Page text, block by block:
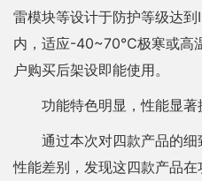
雷模块等设计于防护等级达
内，适应-40~70℃极寒或高
户购买后架设即能使用。
功能特色明显，性能显著
通过本次对四款产品的
性能差别，发现这四款产品